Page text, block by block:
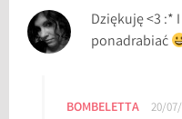
Dziękuję <3 :*
ponadrabiać
BOMBELETTA 20/